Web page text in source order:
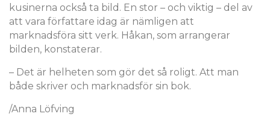
kusinerna också ta bild. En stor – och viktig – del av
att vara författare idag är nämligen att
marknadsföra sitt verk. Håkan, som arrangerar
bilden, konstaterar.
– Det är helheten som gör det så roligt. Att man
både skriver och marknadsför sin bok.
/Anna Löfving